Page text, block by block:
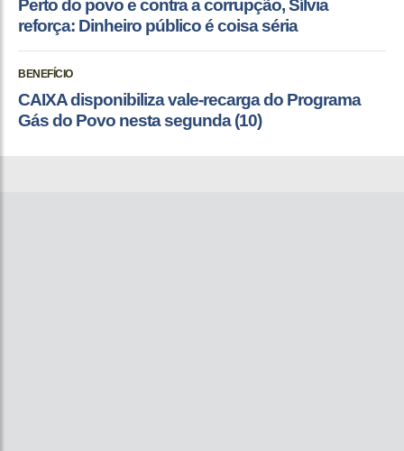
Perto do povo e contra a corrupção, Sílvia
reforça: Dinheiro público é coisa séria
BENEFÍCIO
CAIXA disponibiliza vale-recarga do Programa
Gás do Povo nesta segunda (10)